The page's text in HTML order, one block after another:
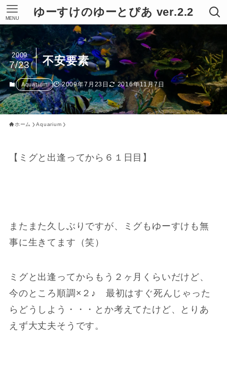
ゆーすけのゆーとぴあ ver.2.2
MENU
不安要素
2009
7/23
Aquarium 2009年7月23日 2016年11月7日
ホーム Aquarium
【ミグと出逢ってから６１日目】
またまた久しぶりですが、ミグもゆーすけも無
事に生きてます（笑）
ミグと出逢ってからもう２ヶ月くらいだけど、
今のところ順調×２♪ 最初はすぐ死んじゃった
らどうしよう・・・とか考えてたけど、とりあ
えず大丈夫そうです。